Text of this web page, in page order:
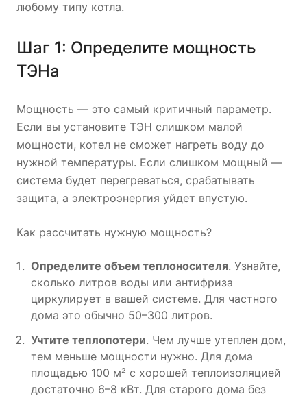
любому типу котла.
Шаг 1: Определите мощность
ТЭНа
Мощность — это самый критичный параметр.
Если вы установите ТЭН слишком малой
мощности, котел не сможет нагреть воду до
нужной температуры. Если слишком мощный —
система будет перегреваться, срабатывать
защита, а электроэнергия уйдет впустую.
Как рассчитать нужную мощность?
Определите объем теплоносителя. Узнайте,
сколько литров воды или антифриза
циркулирует в вашей системе. Для частного
дома это обычно 50–300 литров.
Учтите теплопотери. Чем лучше утеплен дом,
тем меньше мощности нужно. Для дома
площадью 100 м² с хорошей теплоизоляцией
достаточно 6–8 кВт. Для старого дома без